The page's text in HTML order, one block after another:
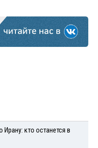
кто останется в